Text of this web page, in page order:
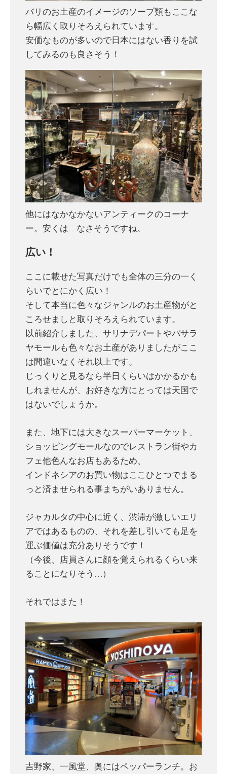
バリのお土産のイメージのソープ類もここな
ら幅広く取りそろえられています。
安価なものが多いので日本にはない香りを試
してみるのも良さそう！
他にはなかなかないアンティークのコーナ
ー。安くは…なさそうですね。
広い！
ここに載せた写真だけでも全体の三分の一く
らいでとにかく広い！
そして本当に色々なジャンルのお土産物がと
ころせましと取りそろえられています。
以前紹介しました、サリナデパートやパサラ
ヤモールも色々なお土産がありましたがここ
は間違いなくそれ以上です。
じっくりと見るなら半日くらいはかかるかも
しれませんが、お好きな方にとっては天国で
はないでしょうか。
また、地下には大きなスーパーマーケット、
ショッピングモールなのでレストラン街やカ
フェ他色んなお店もあるため、
インドネシアのお買い物はここひとつでまる
っと済ませられる事まちがいありません。
ジャカルタの中心に近く、渋滞が激しいエリ
アではあるものの、それを差し引いても足を
運ぶ価値は充分ありそうです！
（今後、店員さんに顔を覚えられるくらい来
ることになりそう…）
それではまた！
吉野家、一風堂、奥にはペッパーランチ。お